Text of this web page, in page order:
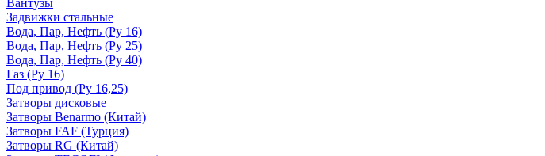
Задвижки стальные
Вода, Пар, Нефть (Ру 16)
Вода, Пар, Нефть (Ру 25)
Вода, Пар, Нефть (Ру 40)
Газ (Ру 16)
Под привод (Ру 16,25)
Затворы дисковые
Затворы Benarmo (Китай)
Затворы FAF (Турция)
Затворы RG (Китай)